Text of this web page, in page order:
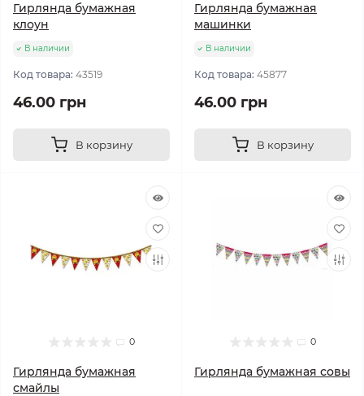
Гирлянда бумажная
клоун
В наличии
Код товара: 43519
46.00 грн
В корзину
Гирлянда бумажная
машинки
В наличии
Код товара: 45877
46.00 грн
В корзину
0
Гирлянда бумажная
смайлы
0
Гирлянда бумажная совы